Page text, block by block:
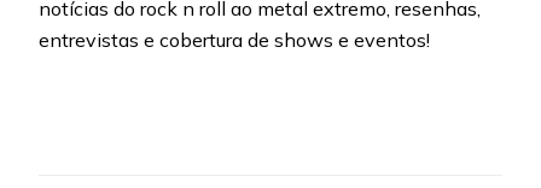
notícias do rock n roll ao metal extremo, resenhas,
entrevistas e cobertura de shows e eventos!